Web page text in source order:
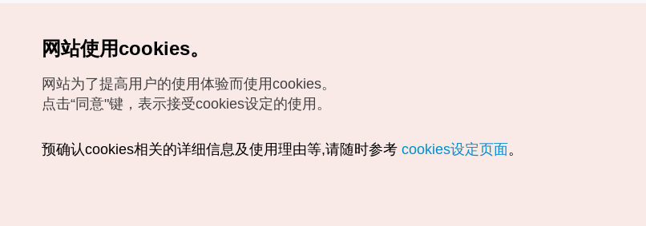
数字图书 / 电子书
如有相关疑问或建议，欢迎来信。VISITKOREA官方邮箱
chnsim@knto.or.kr
网站使用cookies。
网站为了提高用户的使用体验而使用cookies。
点击“同意"键，表示接受cookies设定的使用。
预确认cookies相关的详细信息及使用理由等,请随时参考 cookies设定页面。